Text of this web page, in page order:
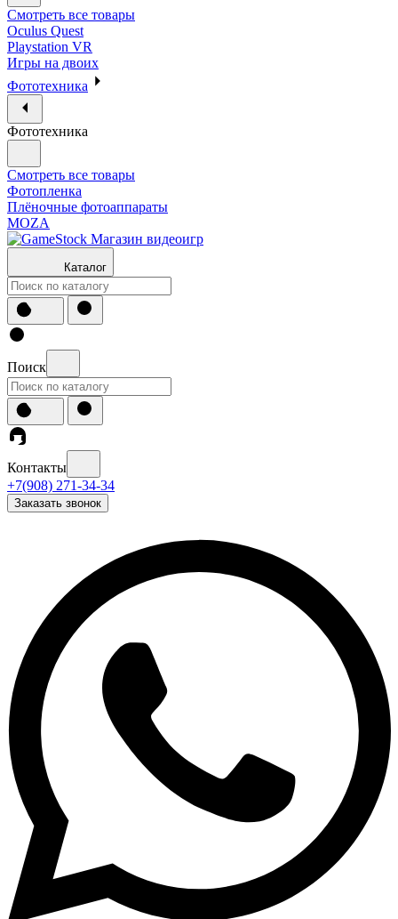
Смотреть все товары
Oculus Quest
Playstation VR
Игры на двоих
Фототехника
Фототехника
Смотреть все товары
Фотопленка
Плёночные фотоаппараты
MOZA
Каталог
Поиск
Контакты
+7(908) 271-34-34
Заказать звонок